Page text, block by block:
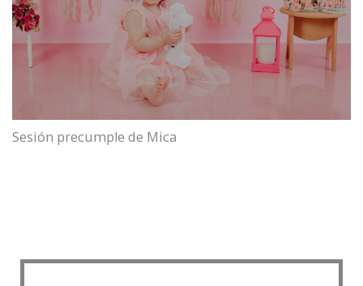
Sesión precumple de Mica